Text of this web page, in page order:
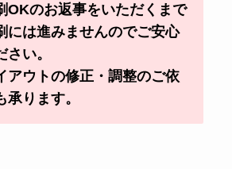
OKのお返事をいただくまで
には進みませんのでご安心
さい。
アウトの修正・調整のご依
承ります。